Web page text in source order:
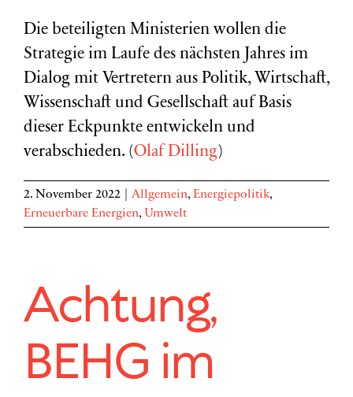
Die beteiligten Ministerien wollen die
Strategie im Laufe des nächsten Jahres im
Dialog mit Vertretern aus Politik, Wirtschaft,
Wissenschaft und Gesellschaft auf Basis
dieser Eckpunkte entwickeln und
verabschieden. (Olaf Dilling)
2. November 2022 Allgemein,Energiepolitik,
Erneuerbare Energien, Umwelt
Achtung,
BEHG im